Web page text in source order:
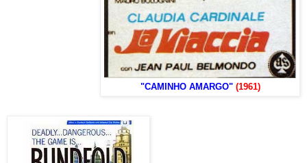
"CAMINHO AMARGO" (1961)